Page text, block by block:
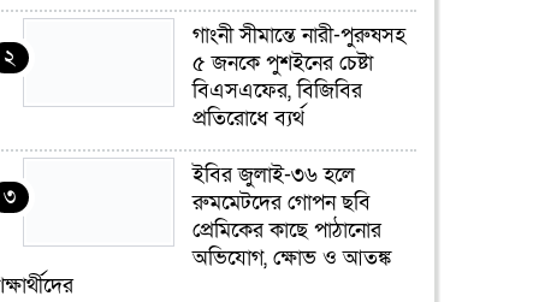
২
গাংনী সীমান্তে নারী-পুরুষসহ
৫ জনকে পুশইনের চেষ্টা
বিএসএফের, বিজিবির
প্রতিরোধে ব্যর্থ
৩
ইবির জুলাই-৩৬ হলে
রুমমেটদের গোপন ছবি
প্রেমিকের কাছে পাঠানোর
অভিযোগ, ক্ষোভ ও আতঙ্ক